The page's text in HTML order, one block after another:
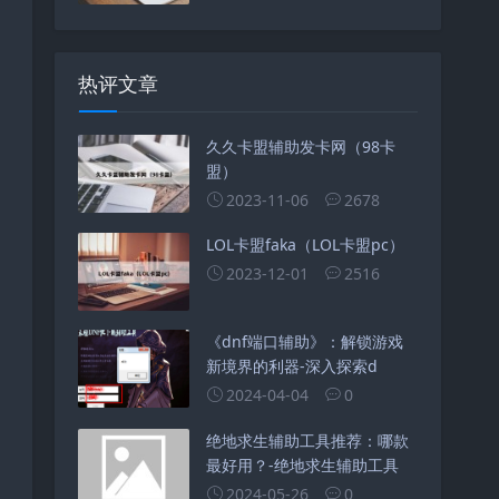
热评文章
久久卡盟辅助发卡网（98卡
盟）
2023-11-06
2678
LOL卡盟faka（LOL卡盟pc）
2023-12-01
2516
《dnf端口辅助》：解锁游戏
新境界的利器-深入探索d
2024-04-04
0
绝地求生辅助工具推荐：哪款
最好用？-绝地求生辅助工具
2024-05-26
0